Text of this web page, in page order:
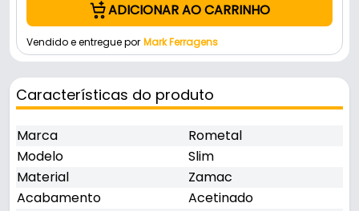
ADICIONAR AO CARRINHO
Vendido e entregue por Mark Ferragens
Características do produto
Marca
Rometal
Modelo
Slim
Material
Zamac
Acabamento
Acetinado